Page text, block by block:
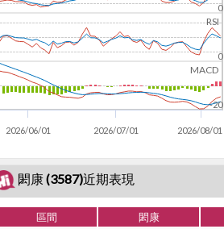
RSI
MACD
2026/06/01 2026/07/01 2026/08/01
0
0
-20
閎康 (3587)近期表現
區間 閎康